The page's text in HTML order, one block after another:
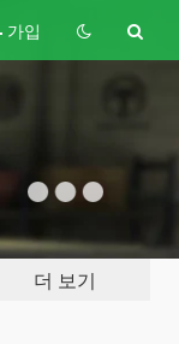
가입
더 보기